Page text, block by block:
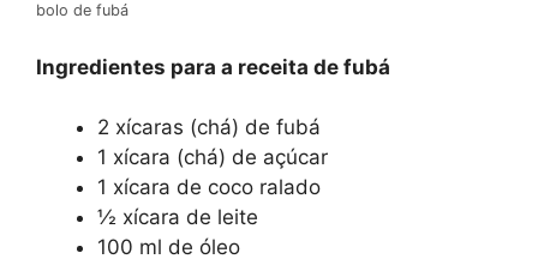
bolo de fubá
Ingredientes para a receita de fubá
2 xícaras (chá) de fubá
1 xícara (chá) de açúcar
1 xícara de coco ralado
½ xícara de leite
100 ml de óleo